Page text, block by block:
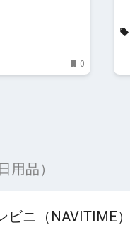
0
用品）
ビニ（NAVITIME）